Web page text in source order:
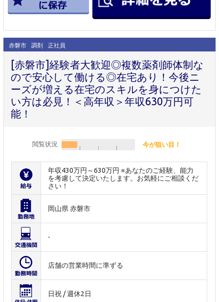
赤磐市 調剤 正社員
[赤磐市]経験者大歓迎◎複数薬剤師体制な
ので安心して働ける◎在宅あり！今後ニ
ーズが増える在宅のスキルを身につけた
い方は必見！＜高年収＞年収630万円可
能！
閲覧状況 今が狙い目！
年収430万円～630万円 ※あなたのご経験、能力
を考慮して決定いたします。お気軽にご相談くだ
さい！
岡山県 赤磐市
-
店舗の営業時間に準ずる
日祝 / 週休2日